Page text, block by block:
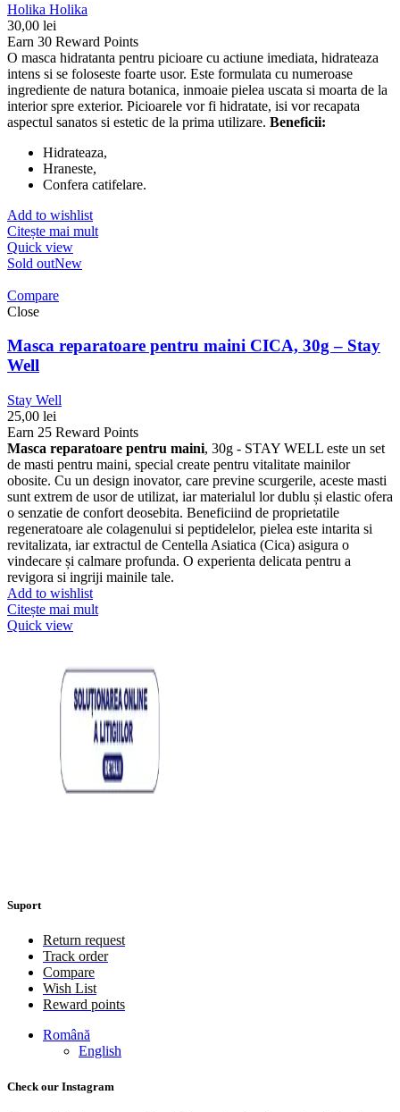
Holika Holika
30,00 lei
Earn 30 Reward Points
O masca hidratanta pentru picioare cu actiune imediata, hidrateaza
intens si se foloseste foarte usor. Este formulata cu numeroase
ingrediente de natura botanica, inmoaie pielea uscata si moarta de la
interior spre exterior. Picioarele vor fi hidratate, isi vor recapata
aspectul sanatos si estetic de la prima utilizare. Beneficii:
Hidrateaza,
Hraneste,
Confera catifelare.
Add to wishlist
Citește mai mult
Quick view
Sold outNew
Compare
Close
Masca reparatoare pentru maini CICA, 30g – Stay
Well
Stay Well
25,00 lei
Earn 25 Reward Points
Masca reparatoare pentru maini, 30g - STAY WELL este un set
de masti pentru maini, special create pentru vitalitate mainilor
obosite. Cu un design inovator, care previne scurgerile, aceste masti
sunt extrem de usor de utilizat, iar materialul lor dublu și elastic ofera
o senzatie de confort deosebita. Beneficiind de proprietatile
regeneratoare ale colagenului si peptidelelor, pielea este intarita si
revitalizata, iar extractul de Centella Asiatica (Cica) asigura o
vindecare și calmare profunda. O experienta delicata pentru a
revigora si ingriji mainile tale.
Add to wishlist
Citește mai mult
Quick view
Suport
Return request
Track order
Compare
Wish List
Reward points
Română
English
Check our Instagram